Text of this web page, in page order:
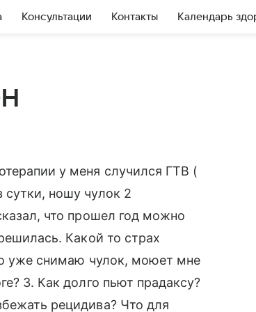
Консультации Контакты Календарь
у меня случился ГТВ (
ношу чулок 2
что прошел год можно
Какой то страх
уже снимаю чулок, моюет мне
3. Как долго пьют прадаксу?
рецидива? Что для